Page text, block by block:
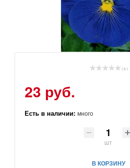
( 0 )
23 руб.
Есть в наличии: много
шт
В КОРЗИНУ